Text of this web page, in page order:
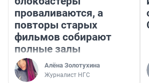
проваливаются, а
повторы старых
фильмов собирают
полные залы
Алёна Золотухина
Журналист НГС